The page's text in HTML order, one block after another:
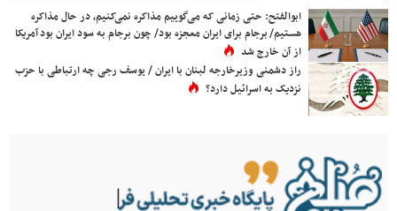
ابوالفتح: حتی زمانی که می‌گوییم مذاکره نمی‌کنیم، در حال مذاکره
هستیم/ برجام برای ایران معجزه بود/ چون برجام به سود ایران بود آمریکا
از آن خارج شد
راز دشمنی وزیرخارجه لبنان با ایران / یوسف رجی چه ارتباطی با حزب
نزدیک به اسرائیل دارد؟